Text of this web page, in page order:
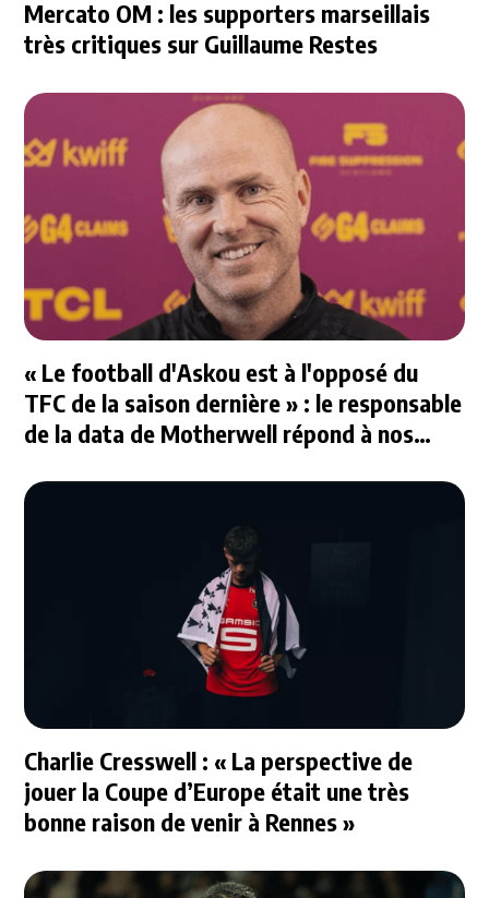
Mercato OM : les supporters marseillais
très critiques sur Guillaume Restes
« Le football d'Askou est à l'opposé du
TFC de la saison dernière » : le responsable
de la data de Motherwell répond à nos
Charlie Cresswell : « La perspective de
jouer la Coupe d’Europe était une très
bonne raison de venir à Rennes »